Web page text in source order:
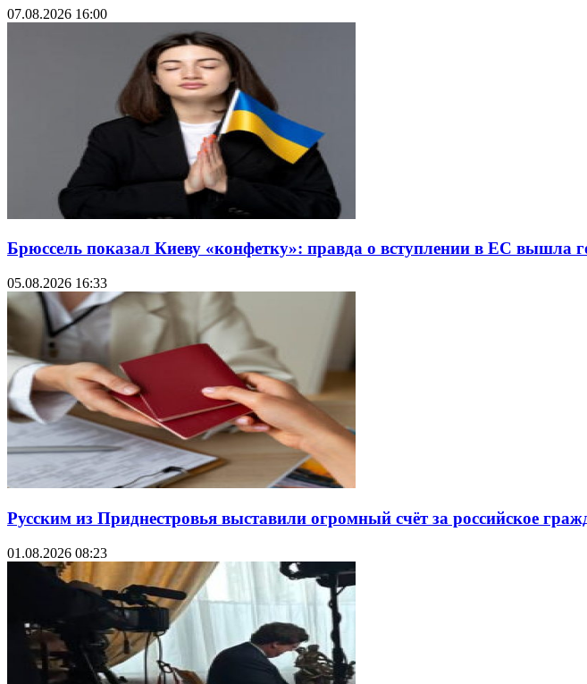
07.08.2026 16:00
Брюссель показал Киеву «конфетку»: правда о вступлении в ЕС вышла
05.08.2026 16:33
Русским из Приднестровья выставили огромный счёт за российское
01.08.2026 08:23